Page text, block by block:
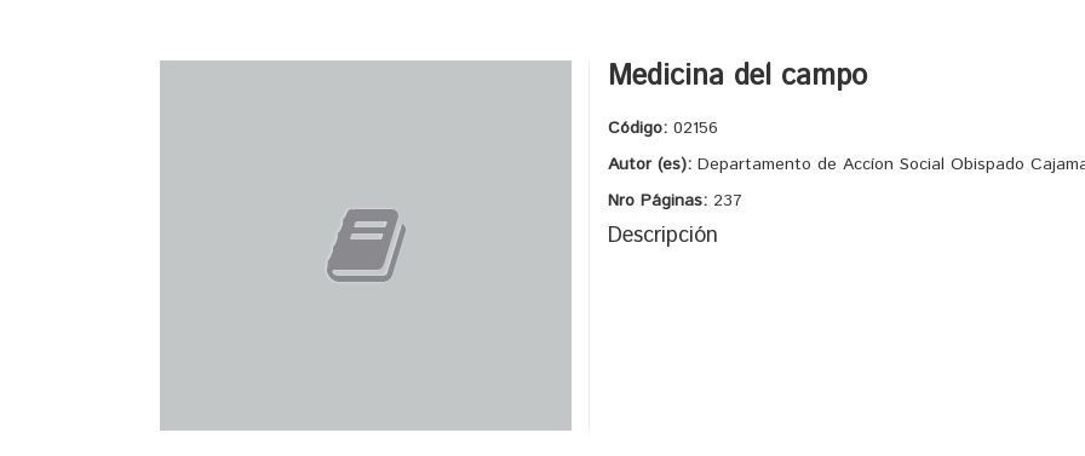
Medicina del campo
Código: 02156
Autor (es): Departamento de Accíon Social Obispado
Nro Páginas: 237
Descripción